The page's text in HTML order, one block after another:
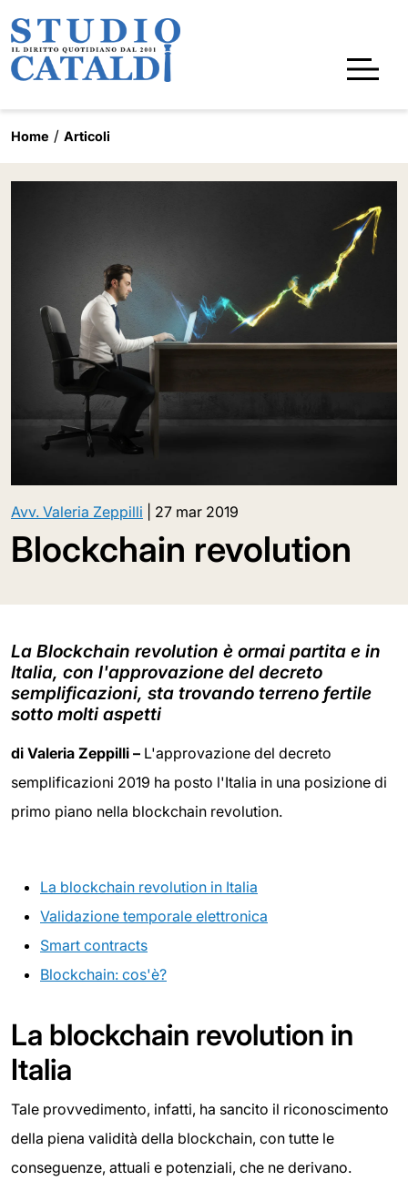
Home Articoli
Avv. Valeria Zeppilli 27 mar 2019
Blockchain revolution
La Blockchain revolution è ormai partita e in
Italia, con l'approvazione del decreto
semplificazioni, sta trovando terreno fertile
sotto molti aspetti
di Valeria Zeppilli – L'approvazione del decreto
semplificazioni 2019 ha posto l'Italia in una posizione di
primo piano nella blockchain revolution.
La blockchain revolution in Italia
Validazione temporale elettronica
Smart contracts
Blockchain: cos'è?
La blockchain revolution in
Italia
Tale provvedimento, infatti, ha sancito il riconoscimento
della piena validità della blockchain, con tutte le
conseguenze, attuali e potenziali, che ne derivano.